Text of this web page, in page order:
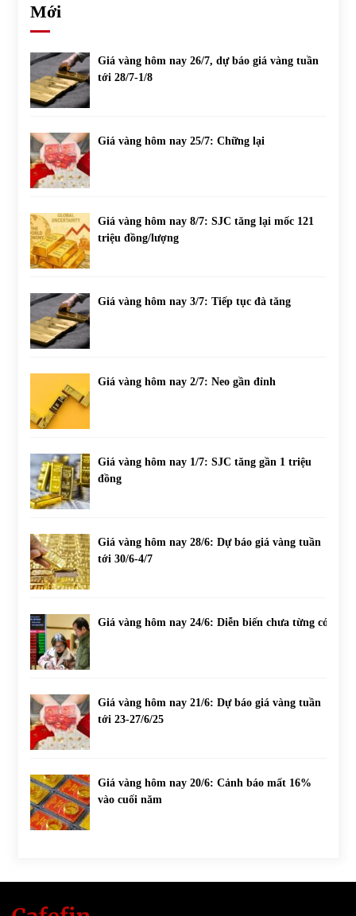
Mới
Giá vàng hôm nay 26/7, dự báo giá vàng tuần
tới 28/7-1/8
Giá vàng hôm nay 25/7: Chững lại
Giá vàng hôm nay 8/7: SJC tăng lại mốc 121
triệu đồng/lượng
Giá vàng hôm nay 3/7: Tiếp tục đà tăng
Giá vàng hôm nay 2/7: Neo gần đỉnh
Giá vàng hôm nay 1/7: SJC tăng gần 1 triệu
đồng
Giá vàng hôm nay 28/6: Dự báo giá vàng tuần
tới 30/6-4/7
Giá vàng hôm nay 24/6: Diễn biến chưa từng có
Giá vàng hôm nay 21/6: Dự báo giá vàng tuần
tới 23-27/6/25
Giá vàng hôm nay 20/6: Cảnh báo mất 16%
vào cuối năm